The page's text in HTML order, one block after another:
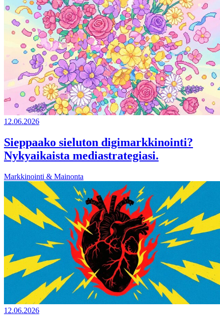
12.06.2026
Sieppaako sieluton digimarkkinointi?
Nykyaikaista mediastrategiasi.
Markkinointi & Mainonta
12.06.2026